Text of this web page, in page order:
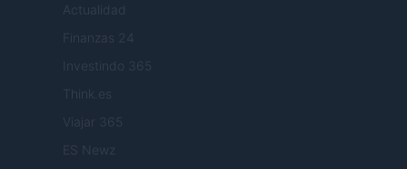
Actualidad
Finanzas 24
Investindo 365
Think.es
Viajar 365
ES Newz